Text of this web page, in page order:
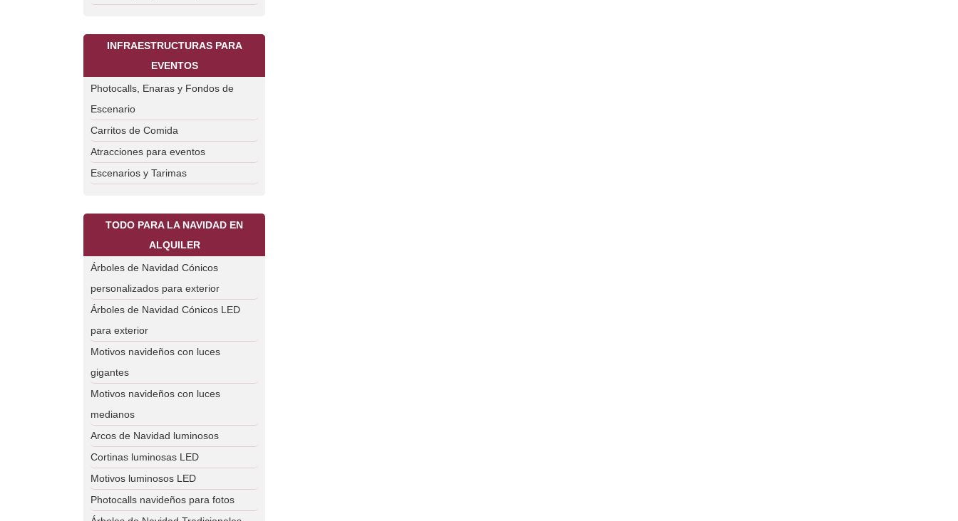
INFRAESTRUCTURAS PARA
EVENTOS
Photocalls, Enaras y Fondos de
Escenario
Carritos de Comida
Atracciones para eventos
Escenarios y Tarimas
TODO PARA LA NAVIDAD EN
ALQUILER
Árboles de Navidad Cónicos
personalizados para exterior
Árboles de Navidad Cónicos LED
para exterior
Motivos navideños con luces
gigantes
Motivos navideños con luces
medianos
Arcos de Navidad luminosos
Cortinas luminosas LED
Motivos luminosos LED
Photocalls navideños para fotos